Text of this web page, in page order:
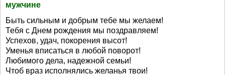
мужчине
Быть сильным и добрым тебе мы желаем!
Тебя с Днем рождения мы поздравляем!
Успехов, удач, покорения высот!
Уменья вписаться в любой поворот!
Любимого дела, надежной семьи!
Чтоб враз исполнялись желанья твои!